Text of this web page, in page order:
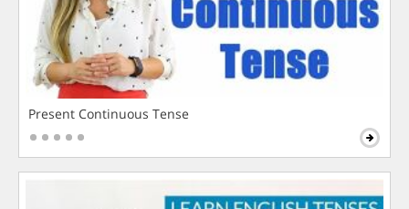
Present Continuous Tense